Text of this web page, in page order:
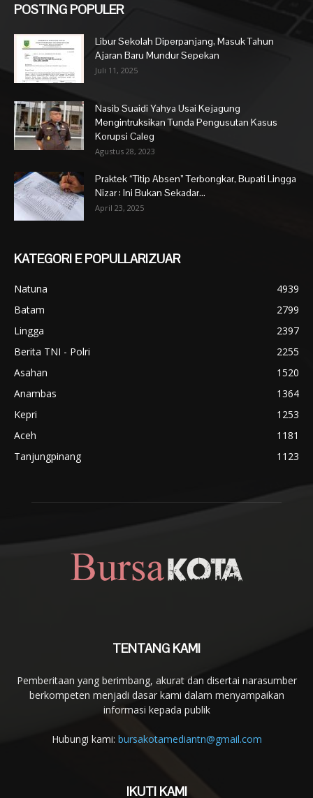
POSTING POPULER
Libur Sekolah Diperpanjang, Masuk Tahun
Ajaran Baru Mundur Sepekan
Juli 11, 2025
Nasib Suaidi Yahya Usai Kejagung
Mengintruksikan Tunda Pengusutan Kasus
Korupsi Caleg
Agustus 28, 2023
Praktek “Titip Absen” Terbongkar, Bupati Lingga
Nizar : Ini Bukan Sekadar...
April 23, 2025
KATEGORI E POPULLARIZUAR
Natuna
4939
Batam
2799
Lingga
2397
Berita TNI - Polri
2255
Asahan
1520
Anambas
1364
Kepri
1253
Aceh
1181
Tanjungpinang
1123
TENTANG KAMI
Pemberitaan yang berimbang, akurat dan disertai narasumber
berkompeten menjadi dasar kami dalam menyampaikan
informasi kepada publik
Hubungi kami: bursakotamediantn@gmail.com
IKUTI KAMI